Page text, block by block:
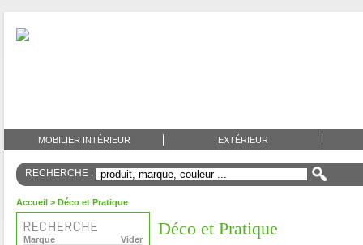
MOBILIER INTÉRIEUR EXTÉRIEUR
RECHERCHE :
Accueil > Déco et Pratique
Vider
Marque
Déco et Pratique